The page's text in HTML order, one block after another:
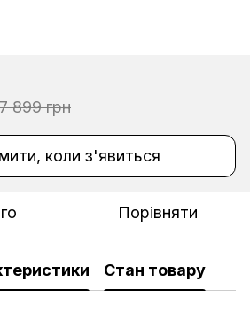
899 грн
коли з'явиться
Порівняти
Стан товару